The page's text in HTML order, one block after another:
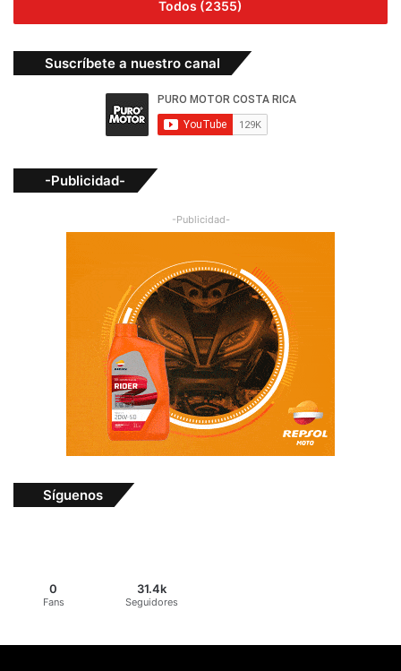
Todos (2355)
Suscríbete a nuestro canal
-Publicidad-
-Publicidad-
Síguenos
0
Fans
31.4k
Seguidores